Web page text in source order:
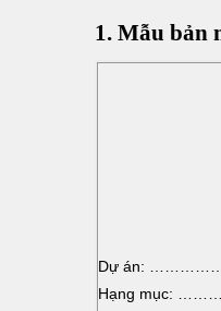
1. Mẫu bản
Dự án:
Hạng